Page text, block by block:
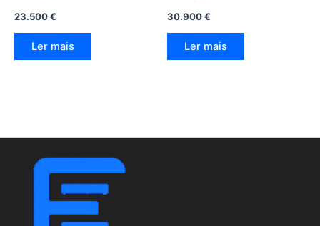
23.500€
Ler mais
30.900€
Ler mais